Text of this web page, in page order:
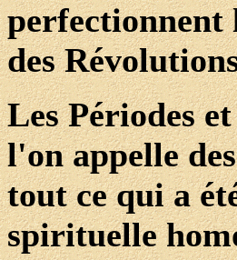
perfectionnent
des
Les Périodes
l'on appelle
tout ce qui a
spirituelle